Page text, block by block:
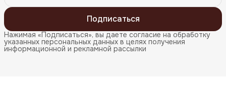
Подписаться
Нажимая «Подписаться», вы даете согласие на обработку
указанных персональных данных в целях получения
информационной и рекламной рассылки